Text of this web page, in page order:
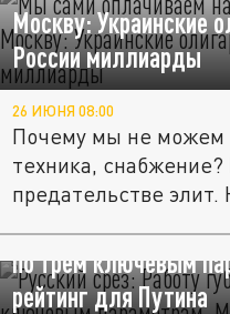
Москву: Украинские
России миллиарды
26 ИЮНЯ 08:00
Почему мы не можем
техника,
предательстве элит.
"Русский срез":
по трём ключевым
рейтинг для Путина